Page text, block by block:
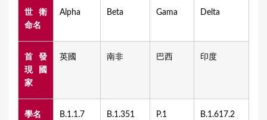
世衛
命名
Alpha Beta Gama Delta
首發
現國
家
英國 南非 巴西 印度
學名 B.1.1.7 B.1.351 P.1 B.1.617.2